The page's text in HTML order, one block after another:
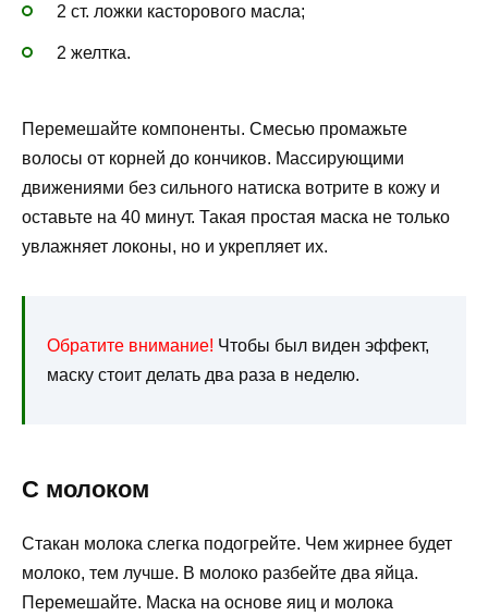
2 ст. ложки касторового масла;
2 желтка.
Перемешайте компоненты. Смесью промажьте
волосы от корней до кончиков. Массирующими
движениями без сильного натиска вотрите в кожу и
оставьте на 40 минут. Такая простая маска не только
увлажняет локоны, но и укрепляет их.
Обратите внимание! Чтобы был виден эффект,
маску стоит делать два раза в неделю.
С молоком
Стакан молока слегка подогрейте. Чем жирнее будет
молоко, тем лучше. В молоко разбейте два яйца.
Перемешайте. Маска на основе яиц и молока